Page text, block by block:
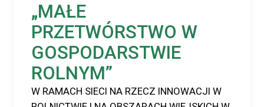
„MAŁE
PRZETWÓRSTWO W
GOSPODARSTWIE
ROLNYM”
W RAMACH SIECI NA RZECZ INNOWACJI W